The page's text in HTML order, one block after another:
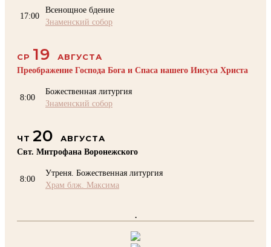
17:00
Всенощное бдение
Знаменский собор
СР 19
АВГУСТА
Преображение Господа Бога и Спаса нашего Иисуса Христа
8:00
Божественная литургия
Знаменский собор
ЧТ 20
АВГУСТА
Свт. Митрофана Воронежского
8:00
Утреня. Божественная литургия
Храм блж. Максима
.